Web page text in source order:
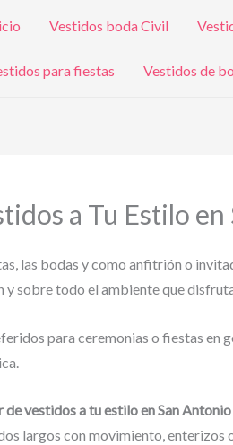
Vestidos boda Civil
para fiestas Vestidos de
a Tu Estilo
las bodas y como anfitrión o
sobre todo el ambiente que
para ceremonias o fiestas en
de vestidos a tu estilo en San Antonio
largos con movimiento, enterizos